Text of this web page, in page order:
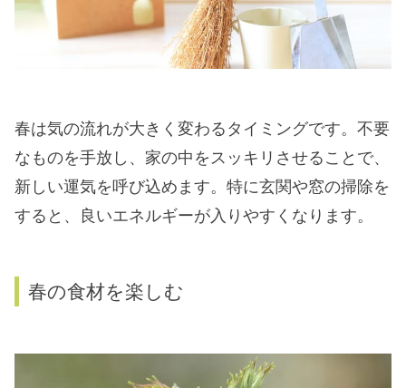
春は気の流れが大きく変わるタイミングです。不要
なものを手放し、家の中をスッキリさせることで、
新しい運気を呼び込めます。特に玄関や窓の掃除を
すると、良いエネルギーが入りやすくなります。
春の食材を楽しむ